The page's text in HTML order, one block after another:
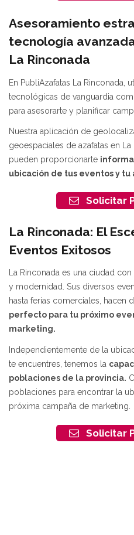
Asesoramiento
tecnología
La Rinconada
En PubliAzafatas La Rinconada,
tecnológicas de vanguardia
para asesorarte y planificar
Nuestra aplicación de
geoespaciales de azafatas en
pueden proporcionarte
ubicación de tus eventos y
Solicitar
La Rinconada: El
Eventos Exitosos
La Rinconada es una ciudad
y modernidad. Sus diversos
hasta ferias comerciales, hacen
perfecto para tu próximo
marketing.
Independientemente de la
te encuentres, tenemos la
poblaciones de la provincia.
poblaciones para encontrar la
próxima campaña de marketing.
Solicitar